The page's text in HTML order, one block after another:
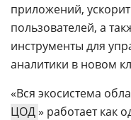
издании
Реклама
Вакансии
Дзен
VK
приложений,
пользователей, а
инструменты для
аналитики в новом
«Вся экосистема
ЦОД» работает как